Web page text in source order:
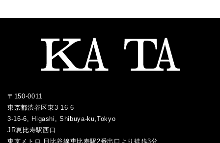
〒150-0011
東京都渋谷区東3-16-6
3-16-6, Higashi, Shibuya-ku,Tokyo
JR恵比寿駅西口
／
東京メトロ 日比谷線恵比寿駅2番出口より徒歩3分